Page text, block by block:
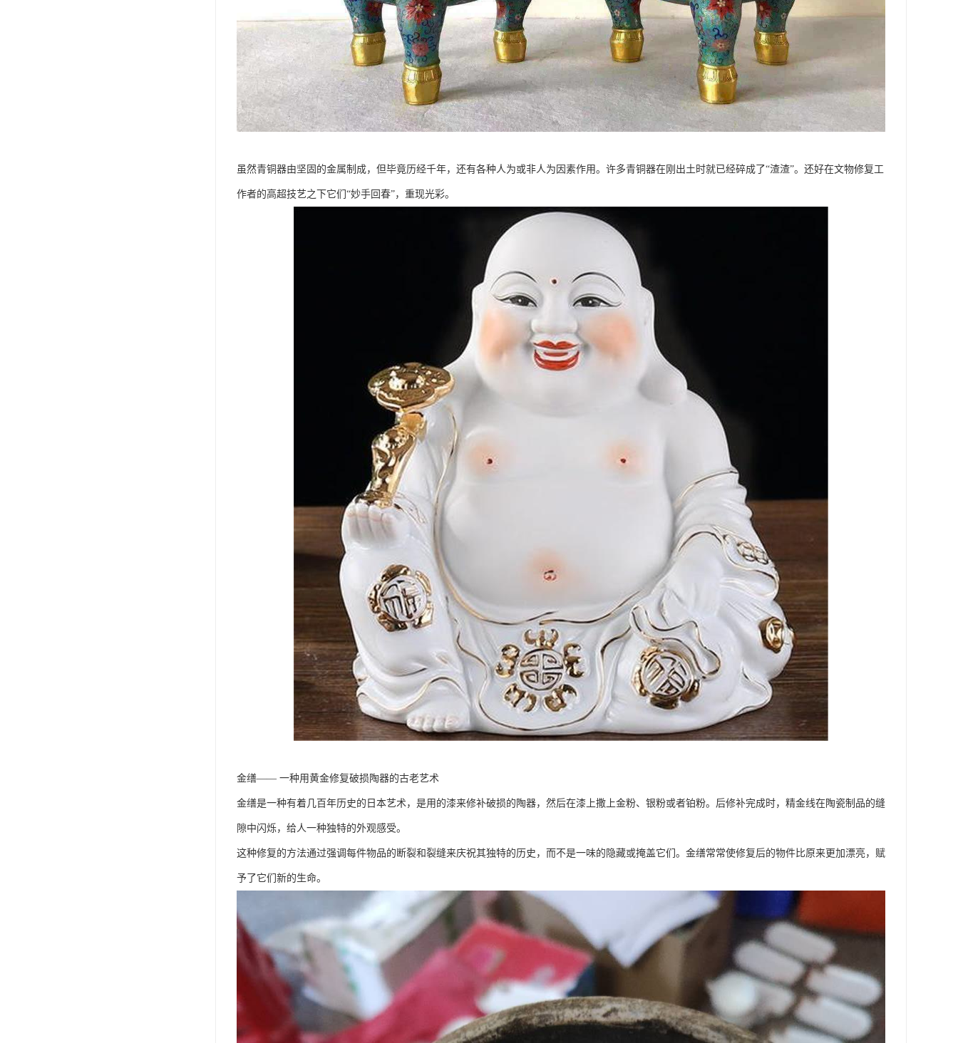
虽然青铜器由坚固的金属制成，但毕竟历经千年，还有各种人为或非人为因素作用。许多青铜器在刚出土时就已经碎成了“渣渣”。还好在文物修复工
作者的高超技艺之下它们“妙手回春”，重现光彩。
金缮—— 一种用黄金修复破损陶器的古老艺术
金缮是一种有着几百年历史的日本艺术，是用的漆来修补破损的陶器，然后在漆上撒上金粉、银粉或者铂粉。后修补完成时，精金线在陶瓷制品的缝
隙中闪烁，给人一种独特的外观感受。
这种修复的方法通过强调每件物品的断裂和裂缝来庆祝其独特的历史，而不是一味的隐藏或掩盖它们。金缮常常使修复后的物件比原来更加漂亮，赋
予了它们新的生命。